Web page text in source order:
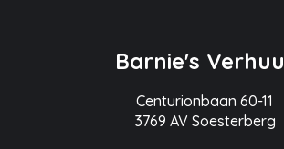
Barnie's
Centurionbaan 60-11
3769 AV Soesterberg